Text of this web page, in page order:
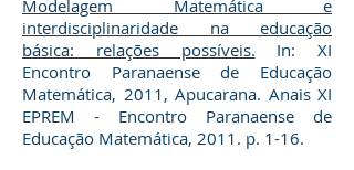
Modelagem Matemática e
interdisciplinaridade na educação
básica: relações possíveis. In: XI
Encontro Paranaense de Educação
Matemática, 2011, Apucarana. Anais XI
EPREM - Encontro Paranaense de
Educação Matemática, 2011. p. 1-16.